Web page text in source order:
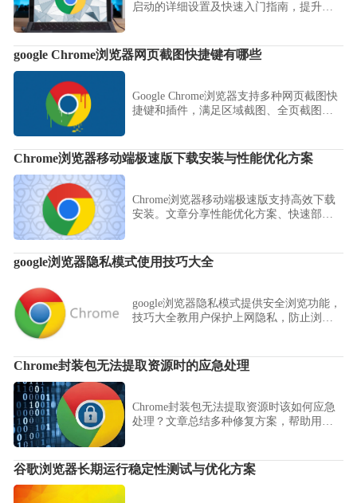
启动的详细设置及快速入门指南，提升初
google Chrome浏览器网页截图快捷键有哪些
Google Chrome浏览器支持多种网页截图快
捷键和插件，满足区域截图、全页截图等
Chrome浏览器移动端极速版下载安装与性能优化方案
Chrome浏览器移动端极速版支持高效下载
安装。文章分享性能优化方案、快速部署
google浏览器隐私模式使用技巧大全
google浏览器隐私模式提供安全浏览功能，
技巧大全教用户保护上网隐私，防止浏览
Chrome封装包无法提取资源时的应急处理
Chrome封装包无法提取资源时该如何应急
处理？文章总结多种修复方案，帮助用户
谷歌浏览器长期运行稳定性测试与优化方案